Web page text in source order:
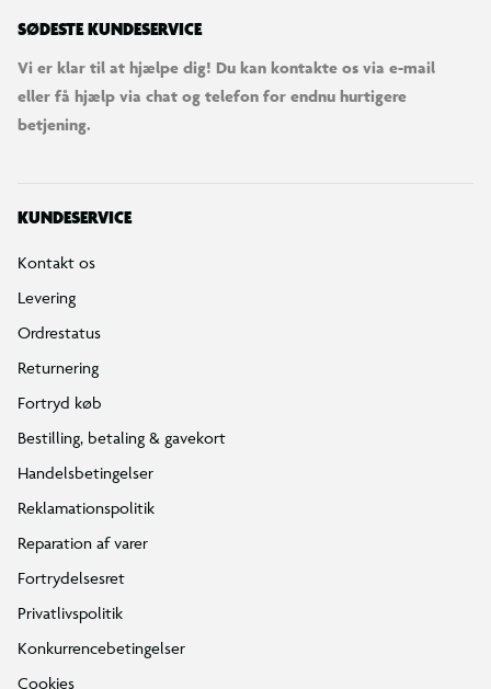
SØDESTE KUNDESERVICE
Vi er klar til at hjælpe dig! Du kan kontakte os via e-mail
eller få hjælp via chat og telefon for endnu hurtigere
betjening.
KUNDESERVICE
Kontakt os
Levering
Ordrestatus
Returnering
Fortryd køb
Bestilling, betaling & gavekort
Handelsbetingelser
Reklamationspolitik
Reparation af varer
Fortrydelsesret
Privatlivspolitik
Konkurrencebetingelser
Cookies